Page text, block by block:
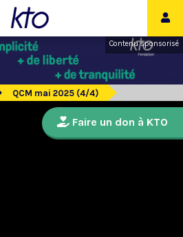
Contenu sponsorisé
QCM mai 2025 (4/4)
Faire un don à KTO